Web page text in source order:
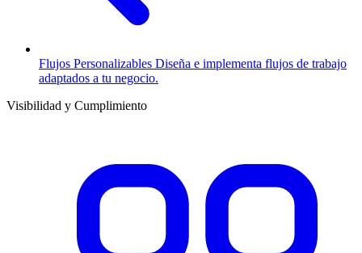
Flujos Personalizables Diseña e implementa flujos de trabajo
adaptados a tu negocio.
Visibilidad y Cumplimiento